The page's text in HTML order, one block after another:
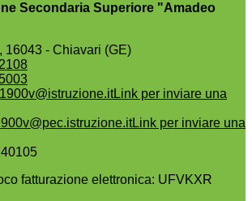
Secondaria Superiore "Amadeo
16043 - Chiavari (GE)
Link per inviare una
Link per inviare una
fatturazione elettronica: UFVKXR